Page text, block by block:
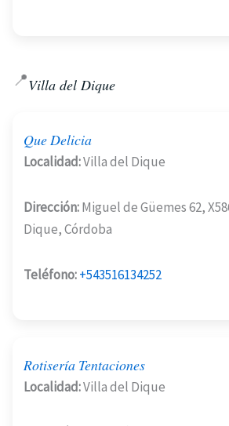
📍Villa del Dique
Que Delicia
Localidad:Villa del Dique
Dirección:Miguel de Güemes 62,
Dique, Córdoba
Teléfono:+543516134252
Rotisería Tentaciones
Localidad:Villa del Dique